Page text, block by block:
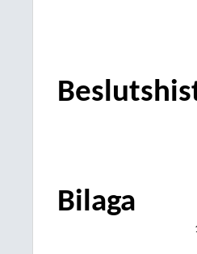
Bilaga